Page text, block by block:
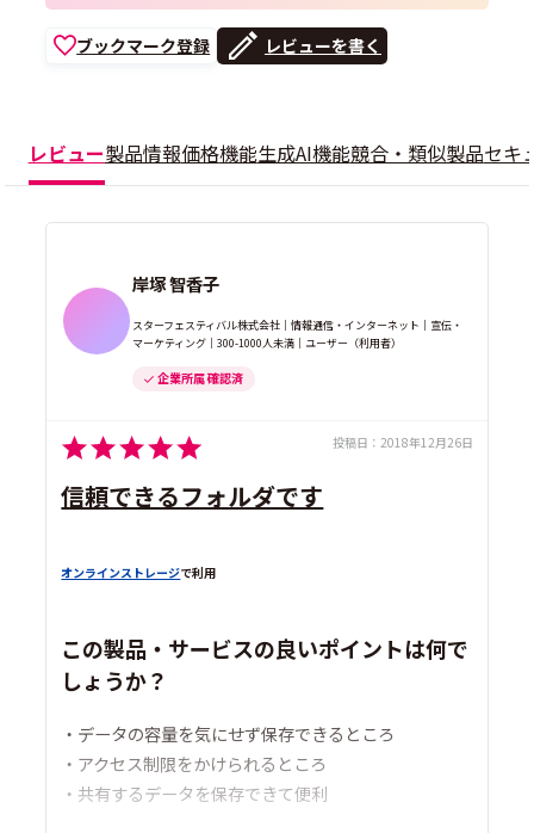
ブックマーク登録 レビューを書く
レビュー製品情報価格機能生成AI機能競合・類似製品セキ
岸塚 智香子
スターフェスティバル株式会社｜情報通信・インターネット｜宣伝・
マーケティング｜300-1000人未満｜ユーザー（利用者）
企業所属 確認済
投稿日： 2018年12月26日
信頼できるフォルダです
オンラインストレージで利用
この製品・サービスの良いポイントは何で
しょうか？
・データの容量を気にせず保存できるところ
・アクセス制限をかけられるところ
・共有するデータを保存できて便利